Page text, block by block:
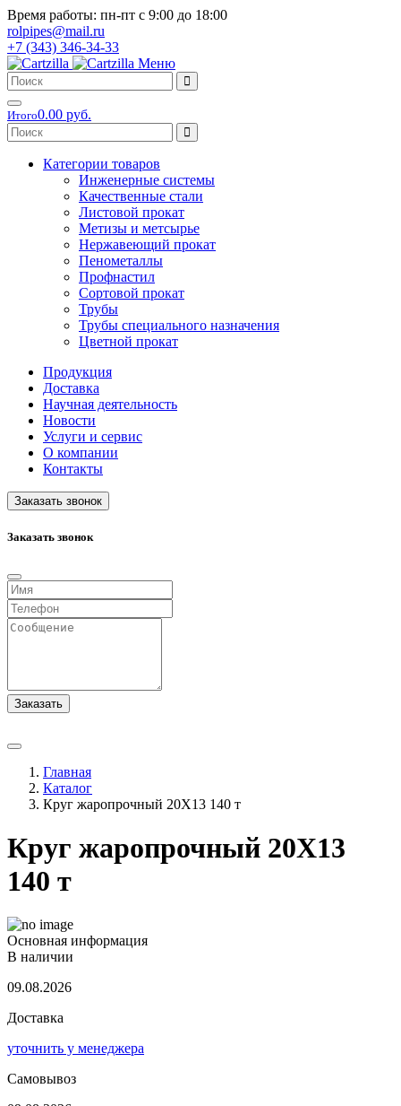
Время работы: пн-пт с 9:00 до 18:00
rolpipes@mail.ru
+7 (343) 346-34-33
Меню
Итого0.00 руб.
Категории товаров
Инженерные системы
Качественные стали
Листовой прокат
Метизы и метсырье
Нержавеющий прокат
Пенометаллы
Профнастил
Сортовой прокат
Трубы
Трубы специального назначения
Цветной прокат
Продукция
Доставка
Научная деятельность
Новости
Услуги и сервис
О компании
Контакты
Заказать звонок
Заказать звонок
Заказать
Главная
Каталог
Круг жаропрочный 20Х13 140 т
Круг жаропрочный 20Х13
140 т
Основная информация
В наличии
09.08.2026
Доставка
уточнить у менеджера
Самовывоз